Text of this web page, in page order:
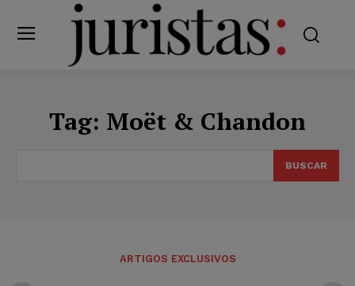
Tag: Moët & Chandon
BUSCAR
ARTIGOS EXCLUSIVOS